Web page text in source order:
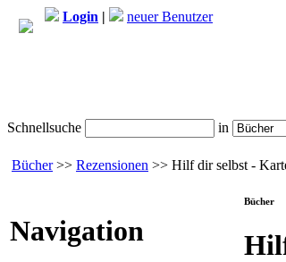
Login |
neuer Benutzer
Schnellsuche in
Bücher>> Rezensionen >> Hilf dir selbst -
Navigation
Bücher